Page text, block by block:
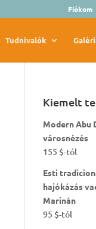
Fiókom
Tudnivalók
Kiemelt
Modern Abu
városnézés
155 $-tól
Esti
hajókázás
Marinán
95 $-tól